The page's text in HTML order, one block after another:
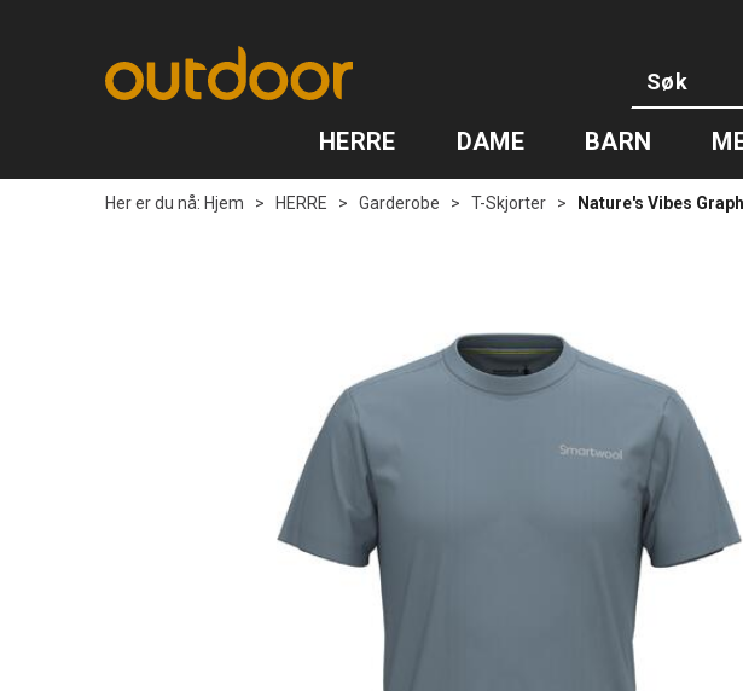
HERRE DAME BARN
Her er du nå: Hjem > HERRE > Garderobe > T-Skjorter > Nature's Vibes